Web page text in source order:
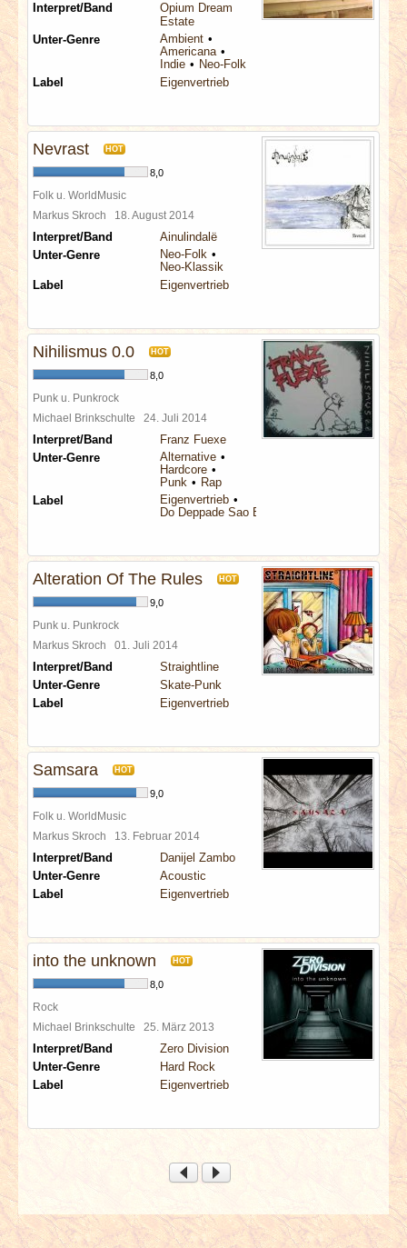
Interpret/Band
Opium Dream
Estate
Unter-Genre
Ambient
Americana
Indie
Neo-Folk
Label
Eigenvertrieb
Nevrast HOT
8,0
Folk u. WorldMusic
Markus Skroch 18. August 2014
Interpret/Band
Ainulindalë
Unter-Genre
Neo-Folk
Neo-Klassik
Label
Eigenvertrieb
Nihilismus 0.0 HOT
8,0
Punk u. Punkrock
Michael Brinkschulte 24. Juli 2014
Interpret/Band
Franz Fuexe
Unter-Genre
Alternative
Hardcore
Punk
Rap
Label
Eigenvertrieb
Do Deppade Sao Entertainment
Alteration Of The Rules HOT
9,0
Punk u. Punkrock
Markus Skroch 01. Juli 2014
Interpret/Band
Straightline
Unter-Genre
Skate-Punk
Label
Eigenvertrieb
Samsara HOT
9,0
Folk u. WorldMusic
Markus Skroch 13. Februar 2014
Interpret/Band
Danijel Zambo
Unter-Genre
Acoustic
Label
Eigenvertrieb
into the unknown HOT
8,0
Rock
Michael Brinkschulte 25. März 2013
Interpret/Band
Zero Division
Unter-Genre
Hard Rock
Label
Eigenvertrieb